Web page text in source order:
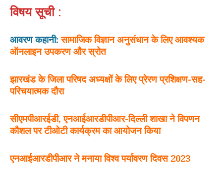
विषय सूची :
आवरण कहानी: सामाजिक विज्ञान अनुसंधान के लिए आवश्यक
ऑनलाइन उपकरण और स्रोत
झारखंड के जिला परिषद अध्यक्षों के लिए प्रेरण प्रशिक्षण-सह-
परिचयात्‍मक दौरा
सीएमपीआरईडी, एनआईआरडीपीआर-दिल्ली शाखा ने विपणन
कौशल पर टीओटी कार्यक्रम का आयोजन किया
एनआईआरडीपीआर ने मनाया विश्व पर्यावरण दिवस 2023